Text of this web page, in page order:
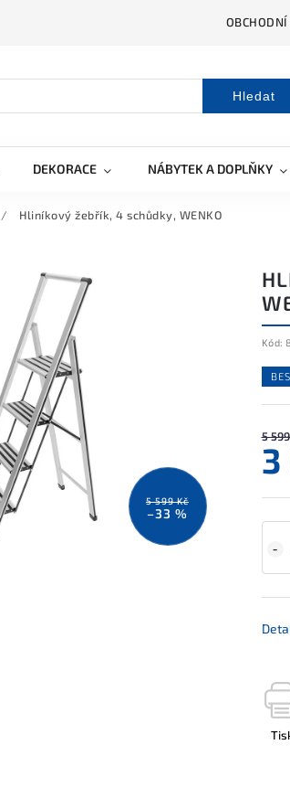
Hledat
DEKORACE NÁBYTEK A DOPLŇKY
/ Hliníkový žebřík, 4 schůdky, WENKO
5 599 Kč
–33 %
Kód:
5
3